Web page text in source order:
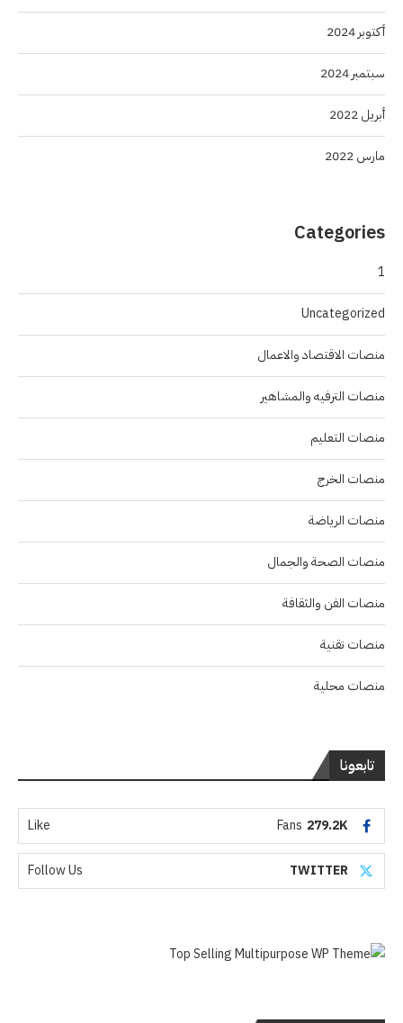
أكتوبر 2024
سبتمبر 2024
أبريل 2022
مارس 2022
Categories
1
Uncategorized
منصات الاقتصاد والاعمال
منصات الترفيه والمشاهير
منصات التعليم
منصات الخرج
منصات الرياضة
منصات الصحة والجمال
منصات الفن والثقافة
منصات تقنية
منصات محلية
تابعونا
279.2K
Fans
Like
TWITTER
Follow Us